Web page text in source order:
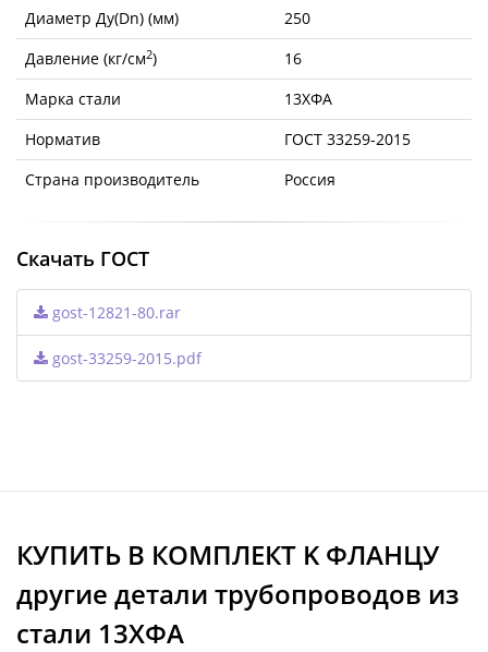
Диаметр Ду(Dn) (мм)
250
Давление (кг/см2)
16
Марка стали
13ХФА
Норматив
ГОСТ 33259-2015
Страна производитель
Россия
Скачать ГОСТ
gost-12821-80.rar
gost-33259-2015.pdf
КУПИТЬ В КОМПЛЕКТ K ФЛАНЦУ
другие детали трубопроводов из
стали 13ХФА